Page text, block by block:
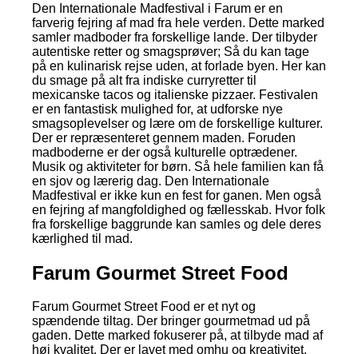
Den Internationale Madfestival i Farum er en
farverig fejring af mad fra hele verden. Dette marked
samler madboder fra forskellige lande. Der tilbyder
autentiske retter og smagsprøver; Så du kan tage
på en kulinarisk rejse uden, at forlade byen. Her kan
du smage på alt fra indiske curryretter til
mexicanske tacos og italienske pizzaer. Festivalen
er en fantastisk mulighed for, at udforske nye
smagsoplevelser og lære om de forskellige kulturer.
Der er repræsenteret gennem maden. Foruden
madboderne er der også kulturelle optrædener.
Musik og aktiviteter for børn. Så hele familien kan få
en sjov og lærerig dag. Den Internationale
Madfestival er ikke kun en fest for ganen. Men også
en fejring af mangfoldighed og fællesskab. Hvor folk
fra forskellige baggrunde kan samles og dele deres
kærlighed til mad.
Farum Gourmet Street Food
Farum Gourmet Street Food er et nyt og
spændende tiltag. Der bringer gourmetmad ud på
gaden. Dette marked fokuserer på, at tilbyde mad af
høj kvalitet. Der er lavet med omhu og kreativitet.